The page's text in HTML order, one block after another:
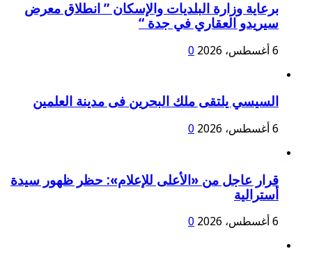
برعاية وزارة البلديات والإسكان ” انطلاق معرض
سيريدو العقاري في جدة “
6 أغسطس، 2026 0
السيسي يلتقى ملك البحرين فى مدينة العلمين
6 أغسطس، 2026 0
قرار عاجل من «الأعلى للإعلام»: حظر ظهور سيدة
أسترالية
6 أغسطس، 2026 0